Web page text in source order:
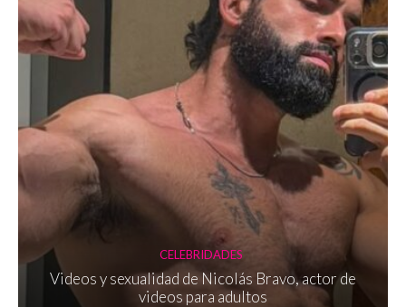
CELEBRIDADES
Videos y sexualidad de Nicolás Bravo, actor de
videos para adultos